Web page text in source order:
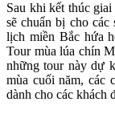
Sau khi kết thúc
sẽ chuẩn bị cho
lịch miền Bắc hứa
Tour mùa lúa chín
những tour này dự
mùa cuối năm, các
dành cho các khách